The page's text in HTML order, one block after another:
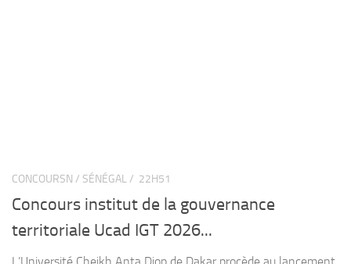
CONCOURSN / SÉNÉGAL / 22H51
Concours institut de la gouvernance
territoriale Ucad IGT 2026...